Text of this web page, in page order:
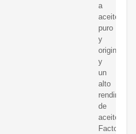
a
aceite
puro
y
original
y
un
alto
de
aceite.
Factores